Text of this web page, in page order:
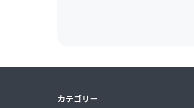
カテゴリー